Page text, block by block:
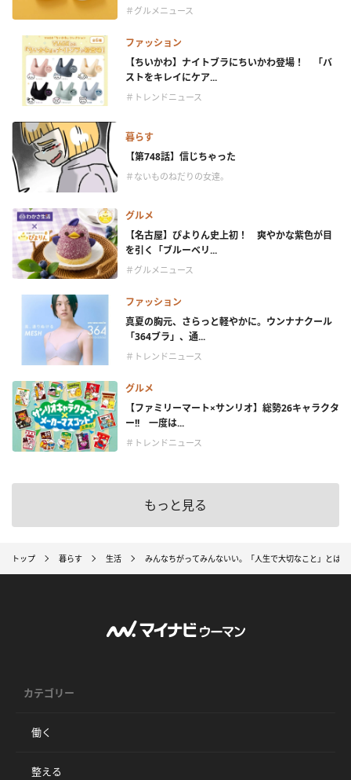
＃グルメニュース
ファッション
【ちいかわ】ナイトブラにちいかわ登場！ 「バ
ストをキレイにケア...
＃トレンドニュース
暮らす
【第748話】信じちゃった
＃ないものねだりの女達。
グルメ
【名古屋】ぴよりん史上初！ 爽やかな紫色が目
を引く「ブルーベリ...
＃グルメニュース
ファッション
真夏の胸元、さらっと軽やかに。ウンナナクール
「364ブラ」、通...
＃トレンドニュース
グルメ
【ファミリーマート×サンリオ】総勢26キャラクタ
ー!! 一度は...
＃トレンドニュース
もっと見る
トップ 暮らす 生活 みんなちがってみんないい。「人生で大切なこと」とは
カテゴリー
働く
整える